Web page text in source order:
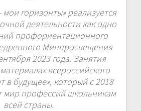
горизонты» реализуется
деятельности как одно
профориентационного
Минпросвещения
2023 года. Занятия
всероссийского
в будущее», который с 2018
мир профессий школьникам
всей страны.